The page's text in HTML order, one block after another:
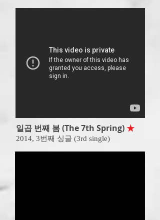
일곱 번째 봄 (The 7th Spring)★
2014, 3번째 싱글 (3rd single)